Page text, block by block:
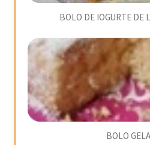
BOLO DE IOGURTE DE
BOLO